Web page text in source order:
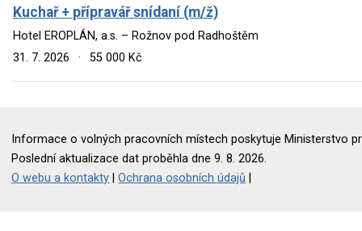
Kuchař + přípravář snídaní (m/ž)
Hotel EROPLÁN, a.s. – Rožnov pod Radhoštěm
31. 7. 2026
· 55 000 Kč
Informace o volných pracovních místech poskytuje Ministerstvo
Poslední aktualizace dat proběhla dne 9. 8. 2026.
O webu a kontakty |Ochrana osobních údajů